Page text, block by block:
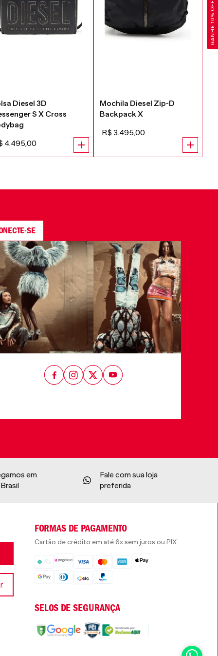
GANHE 10% OFF
Diesel 3D
S X Cross
4.495,00
Mochila Diesel Zip-D
Backpack X
R$ 3.495,00
SE
em
Fale com sua loja
preferida
FORMAS DE PAGAMENTO
Cartão de crédito em até 6x sem juros ou PIX
SELOS DE SEGURANÇA